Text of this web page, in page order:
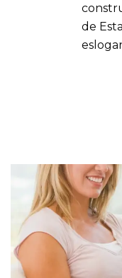
de